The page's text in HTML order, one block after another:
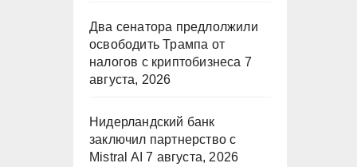
Два сенатора предлолжили
освободить Трампа от
налогов с криптобизнеса 7
августа, 2026
Нидерландский банк
заключил партнерство с
Mistral AI 7 августа, 2026